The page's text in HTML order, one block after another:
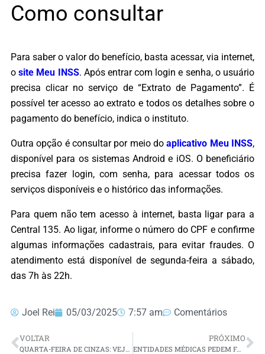
Como consultar
Para saber o valor do benefício, basta acessar, via internet,
osite Meu INSS. Após entrar com login e senha, o usuário
precisa clicar no serviço de “Extrato de Pagamento”. É
possível ter acesso ao extrato e todos os detalhes sobre o
pagamento do benefício, indica o instituto.
Outra opção é consultar por meio doaplicativo Meu INSS,
disponível para os sistemas Android e iOS. O beneficiário
precisa fazer login, com senha, para acessar todos os
serviços disponíveis e o histórico das informações.
Para quem não tem acesso à internet, basta ligar para a
Central 135. Ao ligar, informe o número do CPF e confirme
algumas informações cadastrais, para evitar fraudes. O
atendimento está disponível de segunda-feira a sábado,
das 7h às 22h.
Joel Rei 05/03/2025 7:57 am Comentários
VOLTAR
QUARTA-FEIRA DE CINZAS: VEJA HORÁRIO DE MISSAS EM NATAL E NO INTERIOR
PRÓXIMO
ENTIDADES MÉDICAS PEDEM FAIXA ETÁRIA MAIOR PARA MAMOGRAFIA DE RASTREIO